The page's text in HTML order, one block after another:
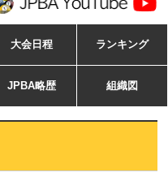
大会日程 ランキング
JPBA略歴 組織図